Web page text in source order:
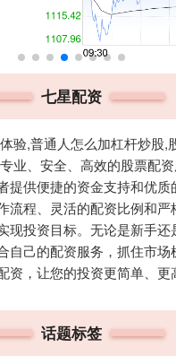
七星配资
验,普通人怎么加杠杆炒股,
业、安全、高效的股票配资
提供便捷的资金支持和优质
流程、灵活的配资比例和严
现投资目标。无论是新手还
自己的配资服务，抓住市场
资，让您的投资更简单、更
话题标签